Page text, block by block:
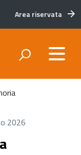
Area riservata
2026